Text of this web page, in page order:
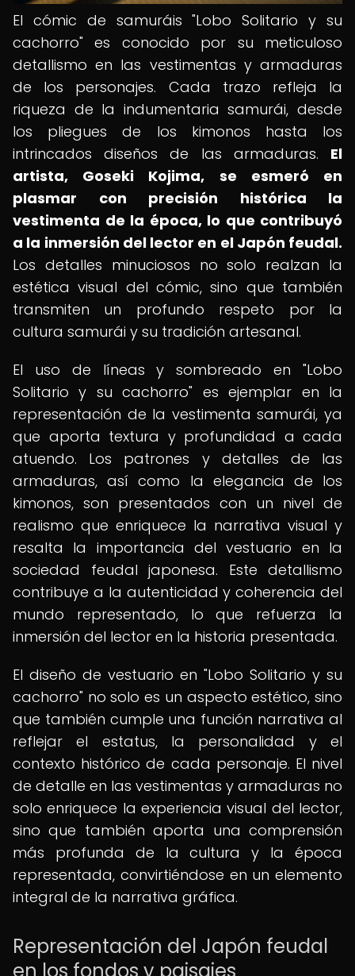
El cómic de samuráis "Lobo Solitario y su
cachorro" es conocido por su meticuloso
detallismo en las vestimentas y armaduras
de los personajes. Cada trazo refleja la
riqueza de la indumentaria samurái, desde
los pliegues de los kimonos hasta los
intrincados diseños de las armaduras. El
artista, Goseki Kojima, se esmeró en
plasmar con precisión histórica la
vestimenta de la época, lo que contribuyó
a la inmersión del lector en el Japón feudal.
Los detalles minuciosos no solo realzan la
estética visual del cómic, sino que también
transmiten un profundo respeto por la
cultura samurái y su tradición artesanal.
El uso de líneas y sombreado en "Lobo
Solitario y su cachorro" es ejemplar en la
representación de la vestimenta samurái, ya
que aporta textura y profundidad a cada
atuendo. Los patrones y detalles de las
armaduras, así como la elegancia de los
kimonos, son presentados con un nivel de
realismo que enriquece la narrativa visual y
resalta la importancia del vestuario en la
sociedad feudal japonesa. Este detallismo
contribuye a la autenticidad y coherencia del
mundo representado, lo que refuerza la
inmersión del lector en la historia presentada.
El diseño de vestuario en "Lobo Solitario y su
cachorro" no solo es un aspecto estético, sino
que también cumple una función narrativa al
reflejar el estatus, la personalidad y el
contexto histórico de cada personaje. El nivel
de detalle en las vestimentas y armaduras no
solo enriquece la experiencia visual del lector,
sino que también aporta una comprensión
más profunda de la cultura y la época
representada, convirtiéndose en un elemento
integral de la narrativa gráfica.
Representación del Japón feudal